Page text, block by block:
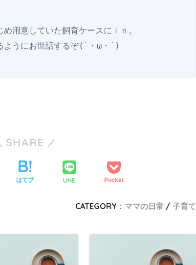
用意していた飼育ケースにｉｎ。
ようにお世話するぞ(`・ω・´)
SHARE
はてブ LINE Pocket
CATEGORY : ママの日常 子育て